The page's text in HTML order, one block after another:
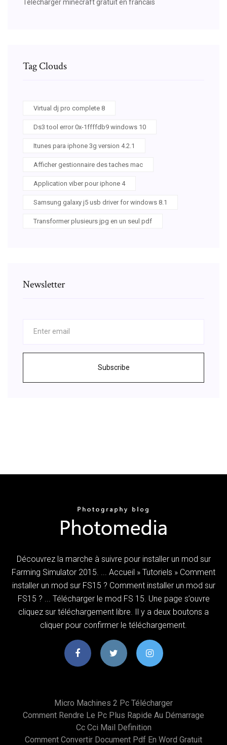
Télécharger minecraft gratuit en francais
Tag Clouds
Virtual dj pro complete 8
Ds3 tool error 0x-1ffffdb9 windows 10
Itunes para iphone 3g version 4.2.1
Afficher gestionnaire des taches mac
Application viber pour iphone 4
Samsung galaxy j5 usb driver for windows 8.1
Transformer plusieurs jpg en un seul pdf
Newsletter
Subscribe
Découvrez la marche à suivre pour installer un mod sur
Farming Simulator 2015. ... Accueil » Tutoriels » Comment
installer un mod sur FS15 ? Comment installer un mod sur
FS15 ? ... Télécharger le mod FS 15. Une page s’ouvre
cliquez sur téléchargement libre. Il y a deux boutons a
cliquer pour confirmer le téléchargement.
Micro Machines 2 Pc Télécharger
Comment Rendre Le Pc Plus Rapide Au Démarrage
Cc Cci Mail Definition
Comment Convertir Document Pdf En Word Gratuit